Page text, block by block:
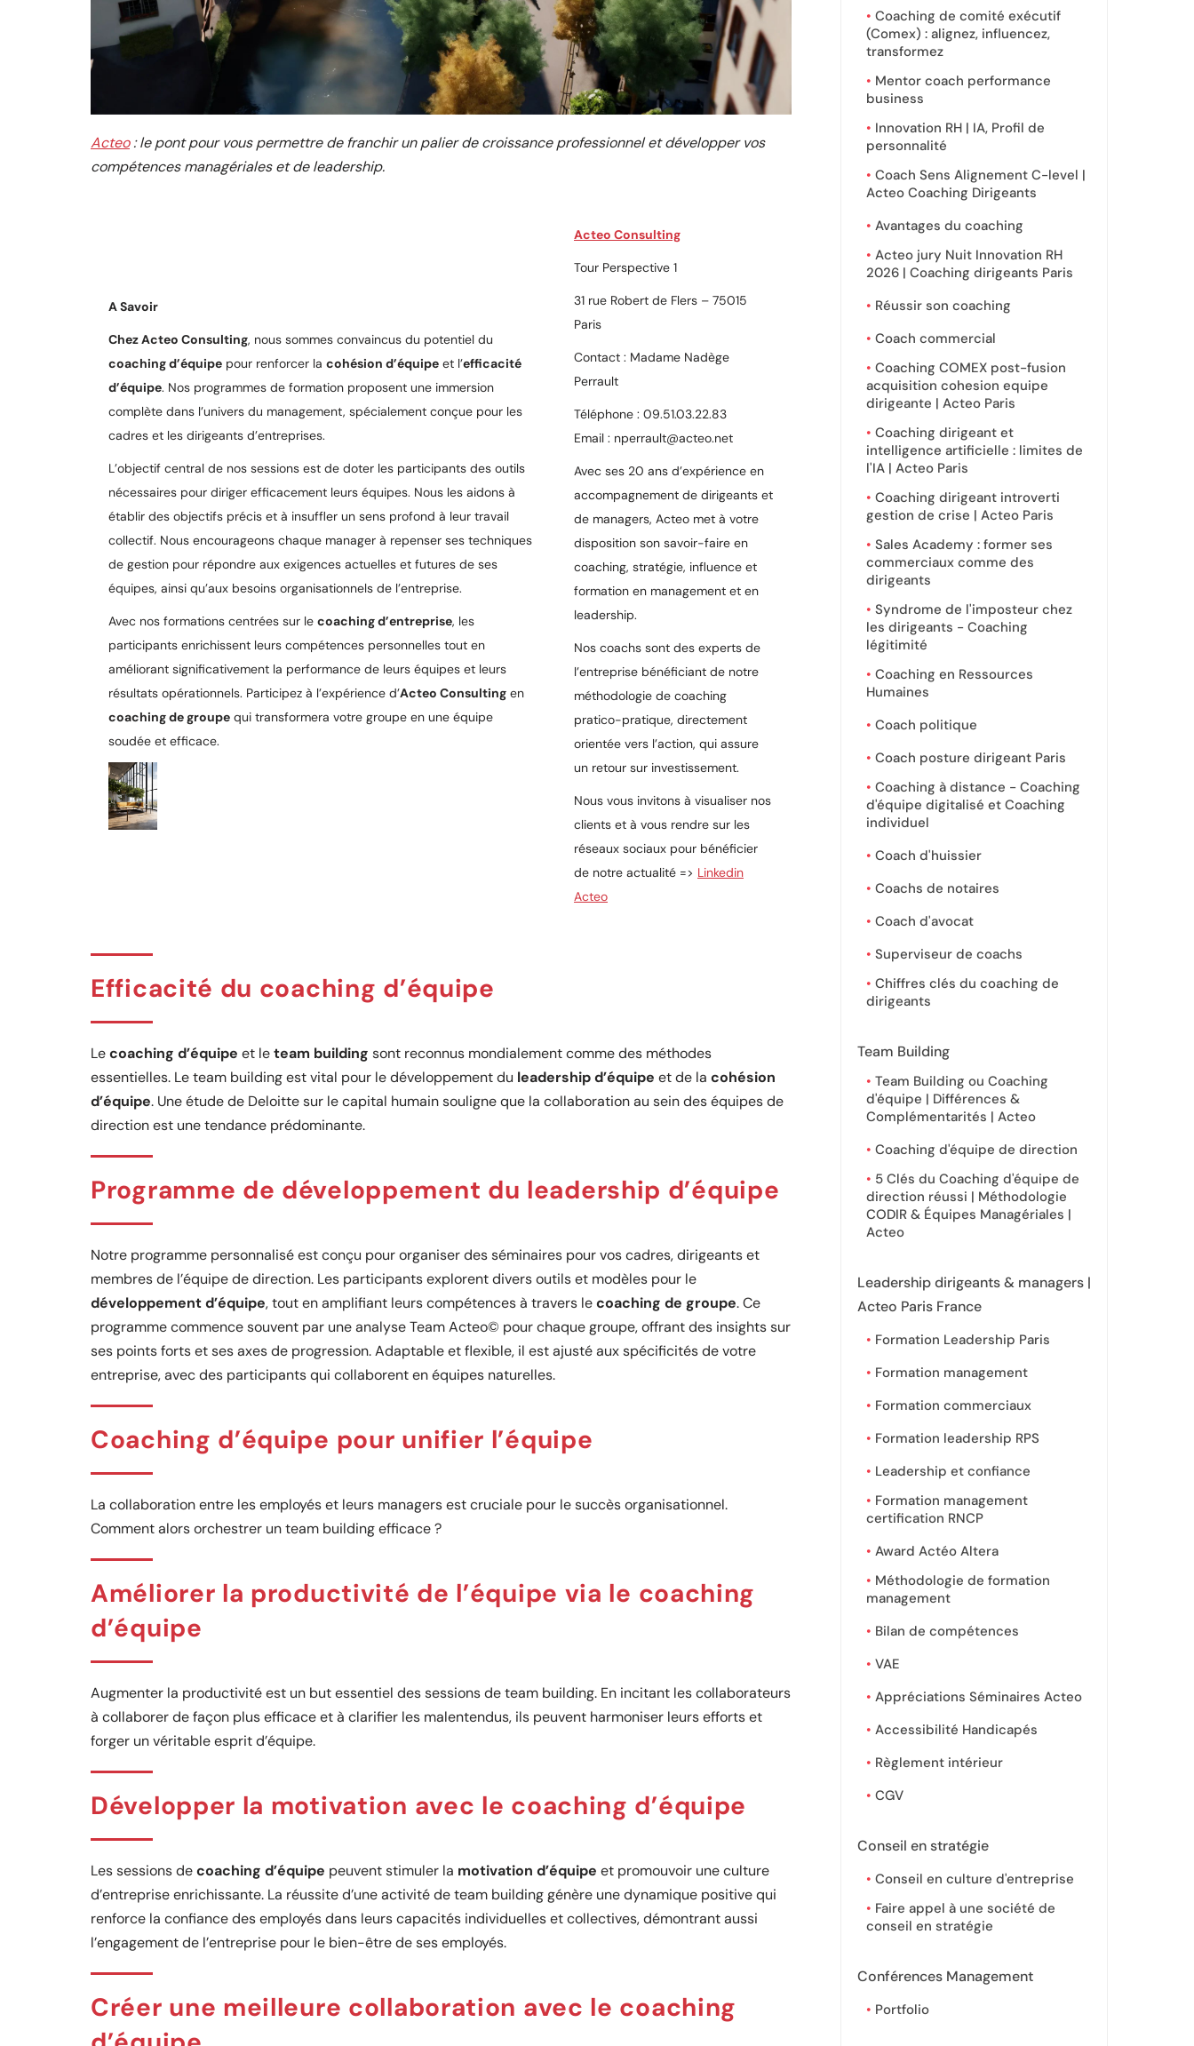
Acteo : le pont pour vous permettre de franchir un palier de croissance professionnel et développer vos
compétences managériales et de leadership.
A Savoir
Chez Acteo Consulting, nous sommes convaincus du potentiel du
coaching d’équipe pour renforcer la cohésion d’équipe et l’efficacité
d’équipe. Nos programmes de formation proposent une immersion
complète dans l’univers du management, spécialement conçue pour les
cadres et les dirigeants d’entreprises.
L’objectif central de nos sessions est de doter les participants des outils
nécessaires pour diriger efficacement leurs équipes. Nous les aidons à
établir des objectifs précis et à insuffler un sens profond à leur travail
collectif. Nous encourageons chaque manager à repenser ses techniques
de gestion pour répondre aux exigences actuelles et futures de ses
équipes, ainsi qu’aux besoins organisationnels de l’entreprise.
Avec nos formations centrées sur le coaching d’entreprise, les
participants enrichissent leurs compétences personnelles tout en
améliorant significativement la performance de leurs équipes et leurs
résultats opérationnels. Participez à l’expérience d’Acteo Consulting en
coaching de groupe qui transformera votre groupe en une équipe
soudée et efficace.
Acteo Consulting
Tour Perspective 1
31 rue Robert de Flers – 75015
Paris
Contact : Madame Nadège
Perrault
Téléphone : 09.51.03.22.83
Email : nperrault@acteo.net
Avec ses 20 ans d’expérience en
accompagnement de dirigeants et
de managers, Acteo met à votre
disposition son savoir-faire en
coaching, stratégie, influence et
formation en management et en
leadership.
Nos coachs sont des experts de
l’entreprise bénéficiant de notre
méthodologie de coaching
pratico-pratique, directement
orientée vers l’action, qui assure
un retour sur investissement.
Nous vous invitons à visualiser nos
clients et à vous rendre sur les
réseaux sociaux pour bénéficier
de notre actualité => Linkedin
Acteo
Efficacité du coaching d’équipe
Lecoaching d’équipe et leteam building sont reconnus mondialement comme des méthodes
essentielles. Le team building est vital pour le développement du leadership d’équipe et de la cohésion
d’équipe. Une étude de Deloitte sur le capital humain souligne que la collaboration au sein des équipes de
direction est une tendance prédominante.
Programme de développement du leadership d’équipe
Notre programme personnalisé est conçu pour organiser des séminaires pour vos cadres, dirigeants et
membres de l’équipe de direction. Les participants explorent divers outils et modèles pour le
développement d’équipe, tout en amplifiant leurs compétences à travers lecoaching de groupe. Ce
programme commence souvent par une analyse Team Acteo© pour chaque groupe, offrant des insights sur
ses points forts et ses axes de progression. Adaptable et flexible, il est ajusté aux spécificités de votre
entreprise, avec des participants qui collaborent en équipes naturelles.
Coaching d’équipe pour unifier l’équipe
La collaboration entre les employés et leurs managers est cruciale pour le succès organisationnel.
Comment alors orchestrer un team building efficace ?
Améliorer la productivité de l’équipe via le coaching
d’équipe
Augmenter la productivité est un but essentiel des sessions de team building. En incitant les collaborateurs
à collaborer de façon plus efficace et à clarifier les malentendus, ils peuvent harmoniser leurs efforts et
forger un véritable esprit d’équipe.
Développer la motivation avec le coaching d’équipe
Les sessions decoaching d’équipe peuvent stimuler la motivation d’équipe et promouvoir une culture
d’entreprise enrichissante. La réussite d’une activité de team building génère une dynamique positive qui
renforce la confiance des employés dans leurs capacités individuelles et collectives, démontrant aussi
l’engagement de l’entreprise pour le bien-être de ses employés.
Créer une meilleure collaboration avec le coaching
Coaching de comité exécutif
(Comex) : alignez, influencez,
transformez
Mentor coach performance
business
Innovation RH | IA, Profil de
personnalité
Coach Sens Alignement C-level |
Acteo Coaching Dirigeants
Avantages du coaching
Acteo jury Nuit Innovation RH
2026 | Coaching dirigeants Paris
Réussir son coaching
Coach commercial
Coaching COMEX post-fusion
acquisition cohesion equipe
dirigeante | Acteo Paris
Coaching dirigeant et
intelligence artificielle : limites de
l'IA | Acteo Paris
Coaching dirigeant introverti
gestion de crise | Acteo Paris
Sales Academy : former ses
commerciaux comme des
dirigeants
Syndrome de l'imposteur chez
les dirigeants - Coaching
légitimité
Coaching en Ressources
Humaines
Coach politique
Coach posture dirigeant Paris
Coaching à distance - Coaching
d'équipe digitalisé et Coaching
individuel
Coach d'huissier
Coachs de notaires
Coach d'avocat
Superviseur de coachs
Chiffres clés du coaching de
dirigeants
Team Building
Team Building ou Coaching
d'équipe | Différences &
Complémentarités | Acteo
Coaching d'équipe de direction
5 Clés du Coaching d'équipe de
direction réussi | Méthodologie
CODIR & Équipes Managériales |
Acteo
Leadership dirigeants & managers |
Acteo Paris France
Formation Leadership Paris
Formation management
Formation commerciaux
Formation leadership RPS
Leadership et confiance
Formation management
certification RNCP
Award Actéo Altera
Méthodologie de formation
management
Bilan de compétences
VAE
Appréciations Séminaires Acteo
Accessibilité Handicapés
Règlement intérieur
CGV
Conseil en stratégie
Conseil en culture d'entreprise
Faire appel à une société de
conseil en stratégie
Conférences Management
Portfolio